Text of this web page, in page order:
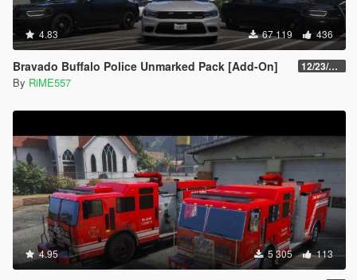
4.83 67 119 436
Bravado Buffalo Police Unmarked Pack [Add-On] 12/23/2021
By RiME557
4.95 5 305 113